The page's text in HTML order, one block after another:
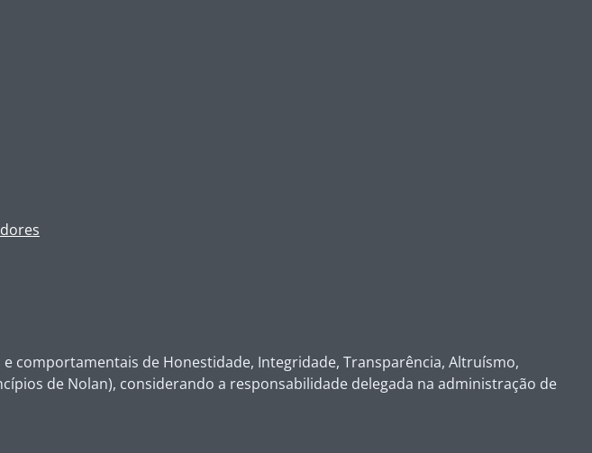
comportamentais de Honestidade, Integridade, Transparência, Altruísmo,
de Nolan), considerando a responsabilidade delegada na administração de